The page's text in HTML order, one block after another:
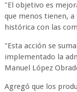
"El objetivo es
que menos tienen,
histórica con las
"Esta acción se
implementado la
Manuel López
Agregó que los